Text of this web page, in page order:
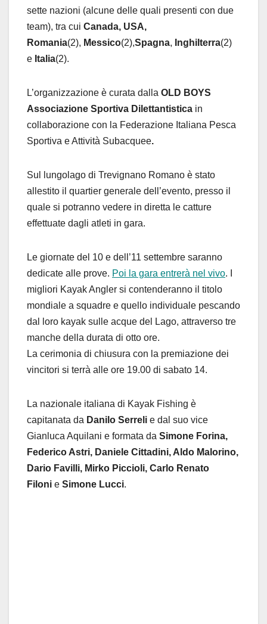
sette nazioni (alcune delle quali presenti con due
team), tra cui Canada, USA,
Romania(2), Messico(2),Spagna, Inghilterra(2)
e Italia(2).
L’organizzazione è curata dalla OLD BOYS
Associazione Sportiva Dilettantistica in
collaborazione con la Federazione Italiana Pesca
Sportiva e Attività Subacquee.
Sul lungolago di Trevignano Romano è stato
allestito il quartier generale dell’evento, presso il
quale si potranno vedere in diretta le catture
effettuate dagli atleti in gara.
Le giornate del 10 e dell’11 settembre saranno
dedicate alle prove. Poi la gara entrerà nel vivo. I
migliori Kayak Angler si contenderanno il titolo
mondiale a squadre e quello individuale pescando
dal loro kayak sulle acque del Lago, attraverso tre
manche della durata di otto ore.
La cerimonia di chiusura con la premiazione dei
vincitori si terrà alle ore 19.00 di sabato 14.
La nazionale italiana di Kayak Fishing è
capitanata da Danilo Serreli e dal suo vice
Gianluca Aquilani e formata da Simone Forina,
Federico Astri, Daniele Cittadini, Aldo Malorino,
Dario Favilli, Mirko Piccioli, Carlo Renato
Filoni e Simone Lucci.